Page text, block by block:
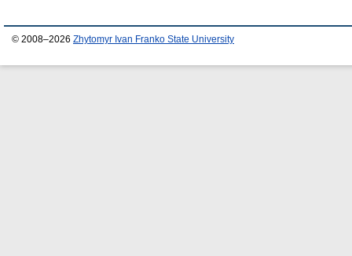
© 2008–2026 Zhytomyr Ivan Franko State University